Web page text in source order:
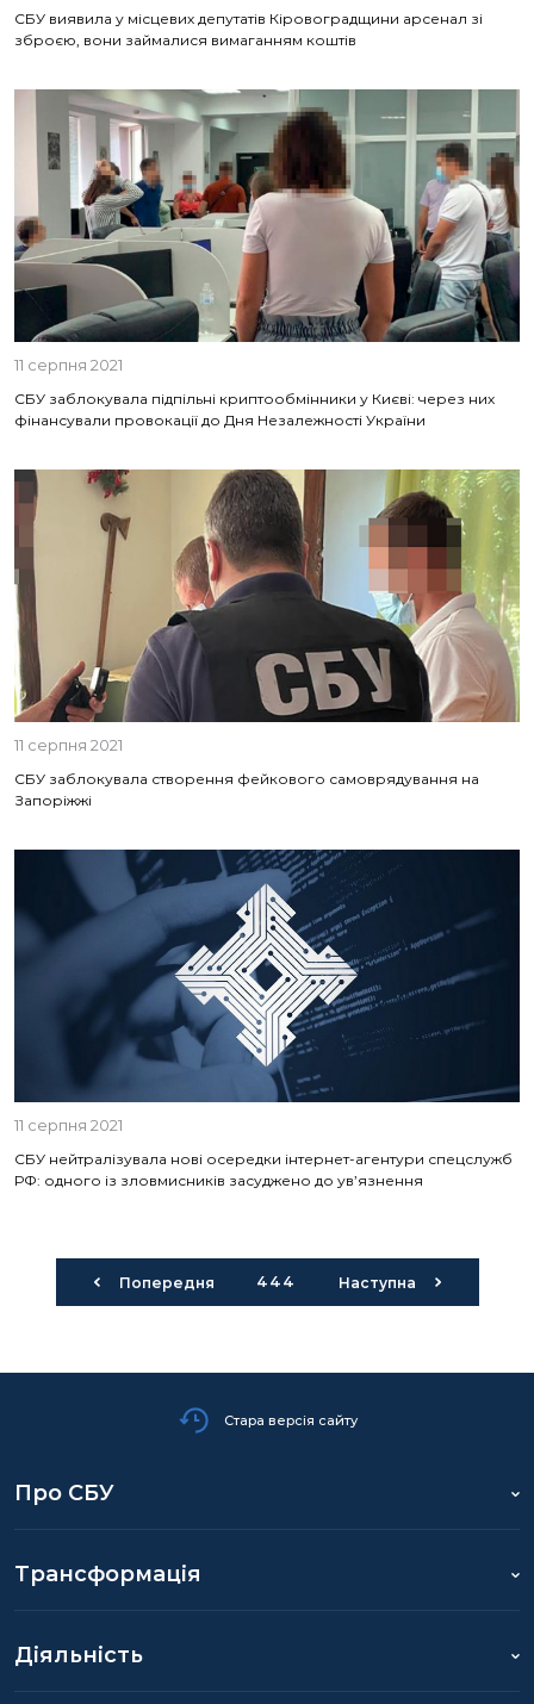
СБУ виявила у місцевих депутатів Кіровоградщини арсенал зі
зброєю, вони займалися вимаганням коштів
11 серпня 2021
СБУ заблокувала підпільні криптообмінники у Києві: через них
фінансували провокації до Дня Незалежності України
11 серпня 2021
СБУ заблокувала створення фейкового самоврядування на
Запоріжжі
11 серпня 2021
СБУ нейтралізувала нові осередки інтернет-агентури спецслужб
РФ: одного із зловмисників засуджено до ув’язнення
Попередня 444 Наступна
Стара версія сайту
Про СБУ
Трансформація
Діяльність